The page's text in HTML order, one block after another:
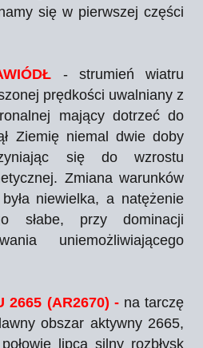
się w pierwszej części
- strumień wiatru
prędkości uwalniany z
mający dotrzeć do
Ziemię niemal dwie doby
się do wzrostu
Zmiana warunków
niewielka, a natężenie
słabe, przy dominacji
uniemożliwiającego
2665 (AR2670) -na tarczę
obszar aktywny 2665,
lipca silny rozbłysk